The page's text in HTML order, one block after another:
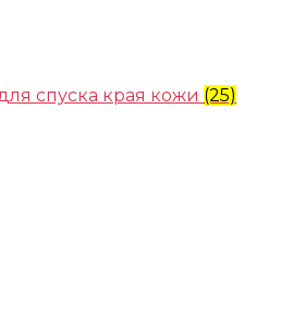
спуска края кожи (25)